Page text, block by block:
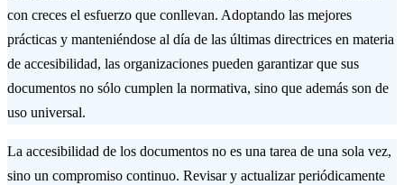
con creces el esfuerzo que conllevan. Adoptando las mejores
prácticas y manteniéndose al día de las últimas directrices en materia
de accesibilidad, las organizaciones pueden garantizar que sus
documentos no sólo cumplen la normativa, sino que además son de
uso universal.
La accesibilidad de los documentos no es una tarea de una sola vez,
sino un compromiso continuo. Revisar y actualizar periódicamente